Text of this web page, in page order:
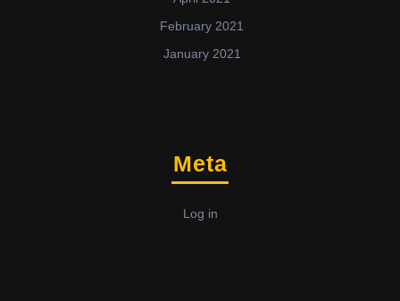
February 2021
January 2021
Meta
Log in